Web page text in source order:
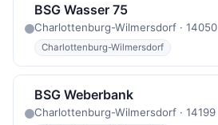
BSG Wasser 75
Charlottenburg-Wilmersdorf · 14050
Charlottenburg-Wilmersdorf
BSG Weberbank
Charlottenburg-Wilmersdorf · 14199